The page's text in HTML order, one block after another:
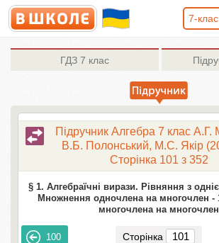
7-клас
ГДЗ 7 клас
Підручник Алгебра 7 клас А.Г.
В.Б. Полонський, М.С. Якір
Сторінка 101 з 352
§ 1. Алгебраїчні вирази. Рівняння з
Множнення одночлена на многочлен -
многочлена на многочлен
100 Сторінка